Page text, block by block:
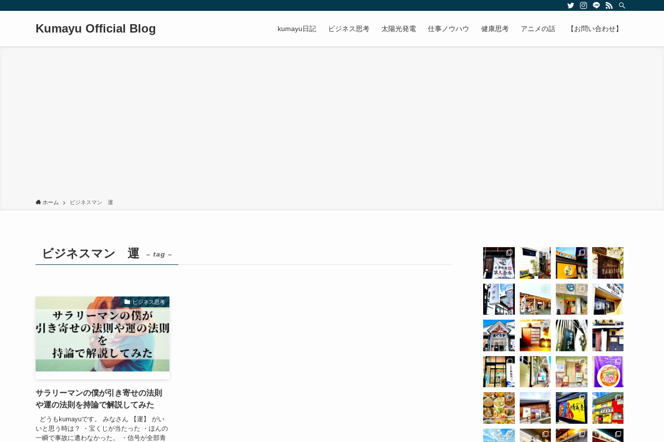
Kumayu Official Blog kumayu日記 ビジネス思考 太陽光発電 仕事ノウハウ 健康思考 アニメの話 【お問い合わせ】
ホーム ビジネスマン 運
ビジネスマン 運 – tag –
ビジネス思考
サラリーマンの僕が引き寄せの法則
や運の法則を持論で解説してみた
どうもkumayuです。 みなさん 【運】 がい
いと思う時は？ ・宝くじが当たった ・ほんの
一瞬で事故に遭わなかった。 ・信号が全部青